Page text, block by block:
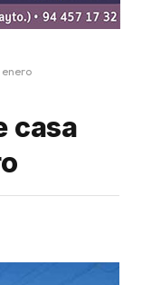
enero
casa